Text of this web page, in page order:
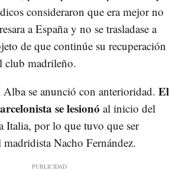
consideraron que era mejor no
a España y no se trasladase a
de que continúe su recuperación
club madrileño.
se anunció con anterioridad. El
se lesionó al inicio del
Italia, por lo que tuvo que ser
Nacho Fernández.